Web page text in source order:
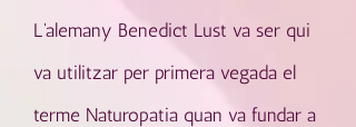
L'alemany Benedict Lust va ser qui
va utilitzar per primera vegada el
terme Naturopatia quan va fundar a